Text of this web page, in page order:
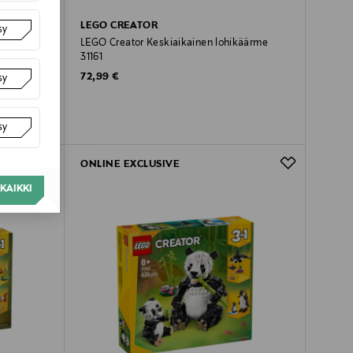
LEGO CREATOR
LEGO Creator Keskiaikainen lohikäärme
31161
Original Price
72,99 €
ONLINE EXCLUSIVE